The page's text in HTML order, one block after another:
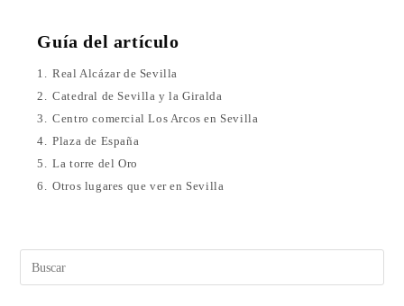
Guía del artículo
1. Real Alcázar de Sevilla
2. Catedral de Sevilla y la Giralda
3. Centro comercial Los Arcos en Sevilla
4. Plaza de España
5. La torre del Oro
6. Otros lugares que ver en Sevilla